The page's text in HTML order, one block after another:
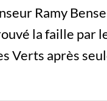
Ramy
la faille par
Verts après